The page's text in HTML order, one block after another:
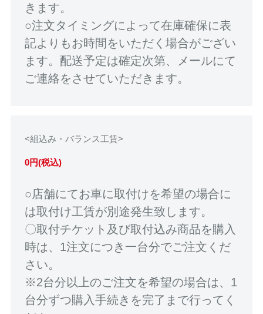
きます。
○注文タイミングによって在庫確保に表
記よりもお時間をいただく場合がござい
ます。配送予定は確定次第、メールにて
ご連絡をさせていただきます。
<組込み・バランス工賃>
0円(税込)
○店舗にてお車に取付けを希望の場合に
は取付け工賃が別途発生致します。
〇取付チケット及び取付込み商品を購入
時は、1注文につき一台分でご注文くだ
さい。
※2台分以上のご注文を希望の場合は、1
台分ずつ購入手続きを完了まで行ってく